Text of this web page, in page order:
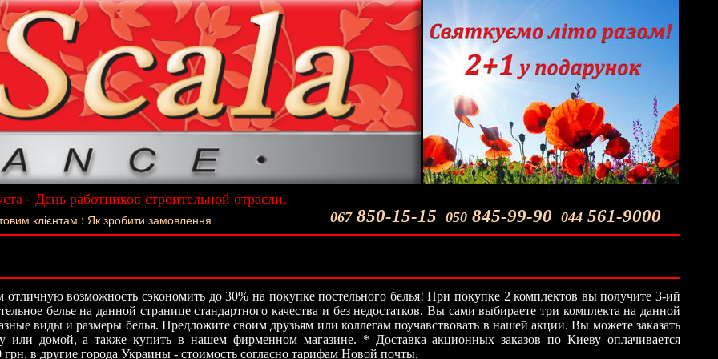
- День работников строительной отрасли.
подарок - Постельное белье La Scala!
067850-15-15 050 845-99-90 044 561-9000
клієнтам : Як зробити замовлення
возможность сэкономить до 30% на покупке постельного белья! При покупке 2 комплектов вы получите 3-ий
белье на данной странице стандартного качества и без недостатков. Вы сами выбираете три комплекта на данной
виды и размеры белья. Предложите своим друзьям или коллегам поучавствовать в нашей акции. Вы можете заказать
или домой, а также купить в нашем фирменном магазине. * Доставка акционных заказов по Киеву оплачивается
грн, в другие города Украины - стоимость согласно тарифам Новой почты.